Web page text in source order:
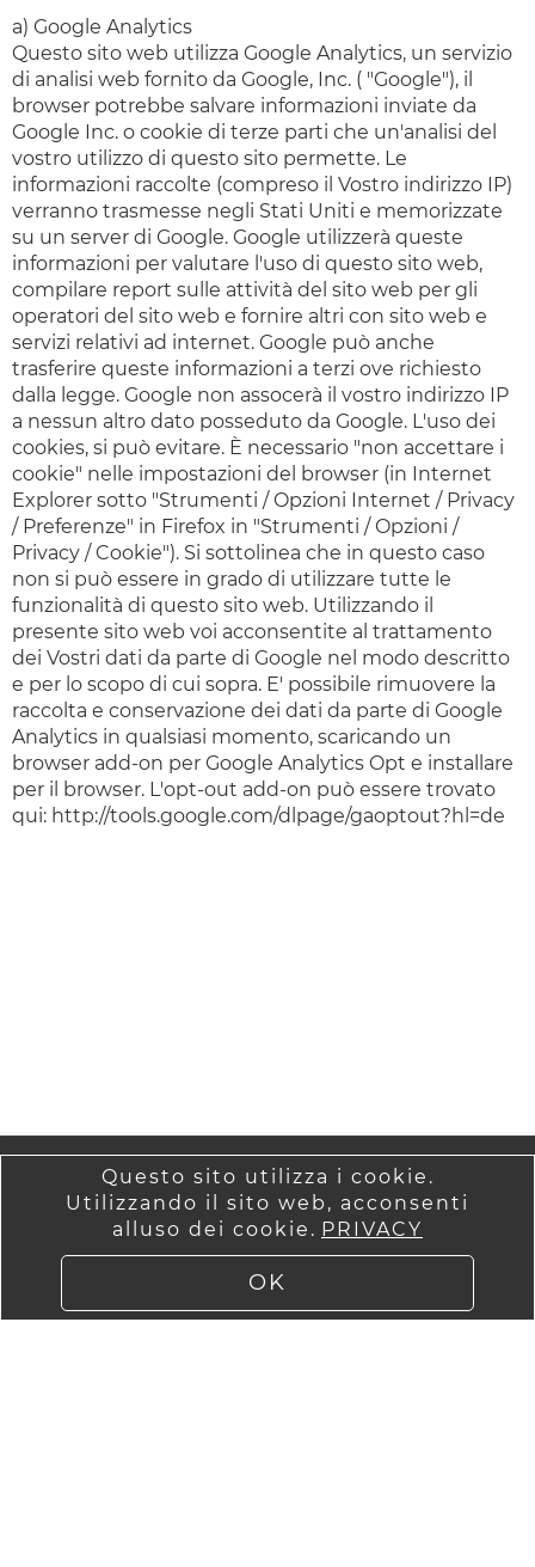
Questo sito utilizza i cookie.
Utilizzando il sito web, acconsenti
alluso dei cookie. PRIVACY
OK
a) Google Analytics
Questo sito web utilizza Google Analytics, un servizio
di analisi web fornito da Google, Inc. ( "Google"), il
browser potrebbe salvare informazioni inviate da
Google Inc. o cookie di terze parti che un'analisi del
vostro utilizzo di questo sito permette. Le
informazioni raccolte (compreso il Vostro indirizzo IP)
verranno trasmesse negli Stati Uniti e memorizzate
su un server di Google. Google utilizzerà queste
informazioni per valutare l'uso di questo sito web,
compilare report sulle attività del sito web per gli
operatori del sito web e fornire altri con sito web e
servizi relativi ad internet. Google può anche
trasferire queste informazioni a terzi ove richiesto
dalla legge. Google non assocerà il vostro indirizzo IP
a nessun altro dato posseduto da Google. L'uso dei
cookies, si può evitare. È necessario "non accettare i
cookie" nelle impostazioni del browser (in Internet
Explorer sotto "Strumenti / Opzioni Internet / Privacy
/ Preferenze" in Firefox in "Strumenti / Opzioni /
Privacy / Cookie"). Si sottolinea che in questo caso
non si può essere in grado di utilizzare tutte le
funzionalità di questo sito web. Utilizzando il
presente sito web voi acconsentite al trattamento
dei Vostri dati da parte di Google nel modo descritto
e per lo scopo di cui sopra. E' possibile rimuovere la
raccolta e conservazione dei dati da parte di Google
Analytics in qualsiasi momento, scaricando un
browser add-on per Google Analytics Opt e installare
per il browser. L'opt-out add-on può essere trovato
qui: http://tools.google.com/dlpage/gaoptout?hl=de
PAGINA INIZIALE-
HOMEPAGE
DATI
COMMERCIALI
CONDIZIONI
GENERALI DI
CONTATTO